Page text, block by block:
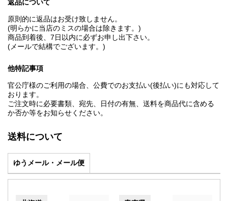
返品について
原則的に返品はお受け致しません。
(明らかに当店のミスの場合は除きます。)
商品到着後、7日以内に必ずお申し出下さい。
(メールで結構でございます。)
他特記事項
官公庁様のご利用の場合、公費でのお支払い(後払い)にも対応して
おります。
ご注文時に必要書類、宛先、日付の有無、送料を商品代に含める
か否か等をお知らせください。
送料について
ゆうメール・メール便